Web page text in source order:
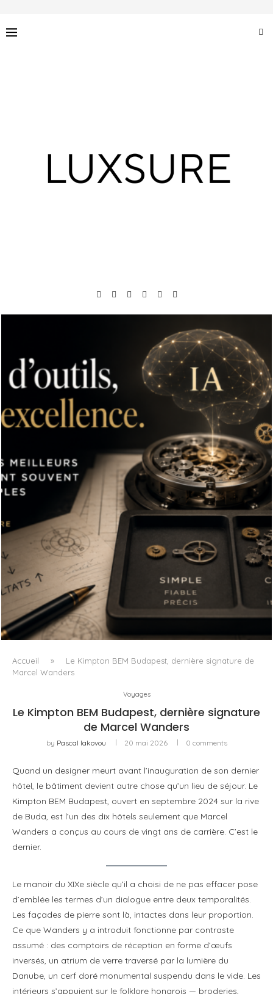
L’OBSESSION DES AGENTS IA MASQUE SOUVENT LE VRAI
Accueil »
Le Kimpton BEM Budapest, dernière signature de
Marcel Wanders
Voyages
Le Kimpton BEM Budapest, dernière signature
de Marcel Wanders
by Pascal Iakovou 20 mai 2026 0 comments
Quand un designer meurt avant l’inauguration de son dernier
hôtel, le bâtiment devient autre chose qu’un lieu de séjour. Le
Kimpton BEM Budapest, ouvert en septembre 2024 sur la rive
de Buda, est l’un des dix hôtels seulement que Marcel
Wanders a conçus au cours de vingt ans de carrière. C’est le
dernier.
Le manoir du XIXe siècle qu’il a choisi de ne pas effacer pose
d’emblée les termes d’un dialogue entre deux temporalités.
Les façades de pierre sont là, intactes dans leur proportion.
Ce que Wanders y a introduit fonctionne par contraste
assumé : des comptoirs de réception en forme d’œufs
inversés, un atrium de verre traversé par la lumière du
Danube, un cerf doré monumental suspendu dans le vide. Les
intérieurs s’appuient sur le folklore hongrois — broderies,